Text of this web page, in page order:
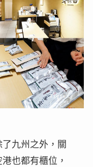
九州之外，關
也都有櫃位，